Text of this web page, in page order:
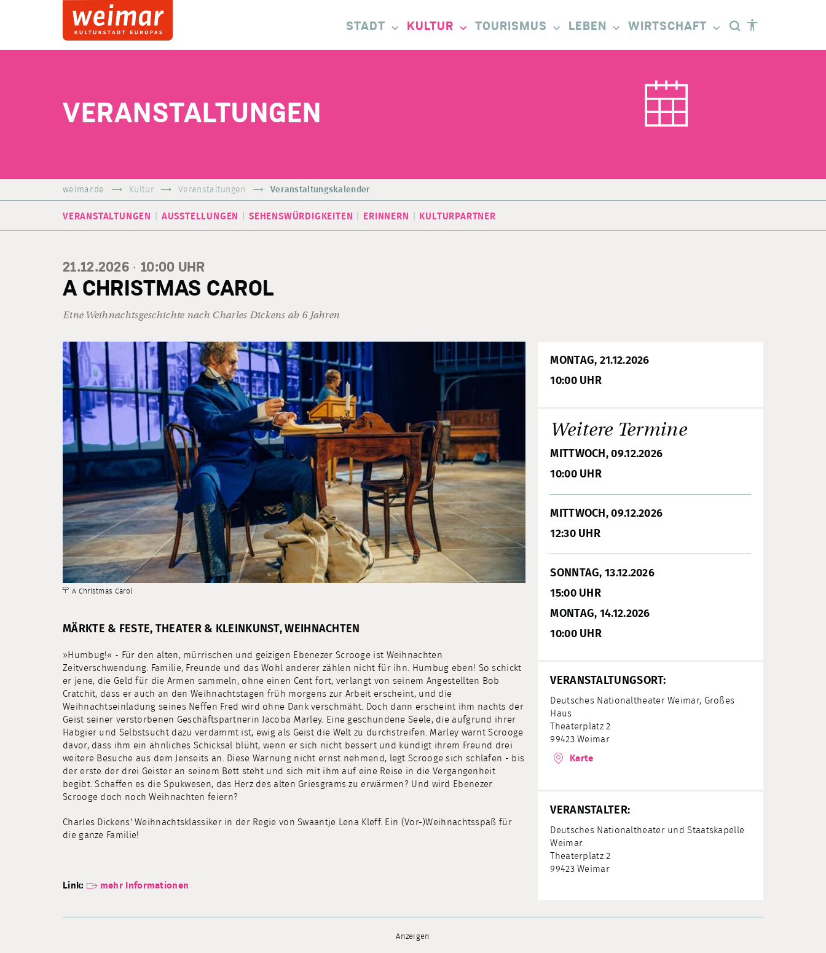
STADT KULTUR TOURISMUS LEBEN WIRTSCHAFT
VERANSTALTUNGEN
weimar.de Kultur Veranstaltungen Veranstaltungskalender
VERANSTALTUNGEN AUSSTELLUNGEN SEHENSWÜRDIGKEITEN ERINNERN KULTURPARTNER
21.12.2026 · 10:00 UHR
A CHRISTMAS CAROL
Eine Weihnachtsgeschichte nach Charles Dickens ab 6 Jahren
A Christmas Carol
MÄRKTE & FESTE, THEATER & KLEINKUNST, WEIHNACHTEN
»Humbug!« - Für den alten, mürrischen und geizigen Ebenezer Scrooge ist Weihnachten
Zeitverschwendung. Familie, Freunde und das Wohl anderer zählen nicht für ihn. Humbug eben! So schickt
er jene, die Geld für die Armen sammeln, ohne einen Cent fort, verlangt von seinem Angestellten Bob
Cratchit, dass er auch an den Weihnachtstagen früh morgens zur Arbeit erscheint, und die
Weihnachtseinladung seines Neffen Fred wird ohne Dank verschmäht. Doch dann erscheint ihm nachts der
Geist seiner verstorbenen Geschäftspartnerin Jacoba Marley. Eine geschundene Seele, die aufgrund ihrer
Habgier und Selbstsucht dazu verdammt ist, ewig als Geist die Welt zu durchstreifen. Marley warnt Scrooge
davor, dass ihm ein ähnliches Schicksal blüht, wenn er sich nicht bessert und kündigt ihrem Freund drei
weitere Besuche aus dem Jenseits an. Diese Warnung nicht ernst nehmend, legt Scrooge sich schlafen - bis
der erste der drei Geister an seinem Bett steht und sich mit ihm auf eine Reise in die Vergangenheit
begibt. Schaffen es die Spukwesen, das Herz des alten Griesgrams zu erwärmen? Und wird Ebenezer
Scrooge doch noch Weihnachten feiern?
Charles Dickens' Weihnachtsklassiker in der Regie von Swaantje Lena Kleff. Ein (Vor-)Weihnachtsspaß für
die ganze Familie!
Link: mehr Informationen
MONTAG, 21.12.2026
10:00 UHR
Weitere Termine
MITTWOCH, 09.12.2026
10:00 UHR
MITTWOCH, 09.12.2026
12:30 UHR
SONNTAG, 13.12.2026
15:00 UHR
MONTAG, 14.12.2026
10:00 UHR
VERANSTALTUNGSORT:
Deutsches Nationaltheater Weimar, Großes
Haus
Theaterplatz 2
99423 Weimar
Karte
VERANSTALTER:
Deutsches Nationaltheater und Staatskapelle
Weimar
Theaterplatz 2
99423 Weimar
Anzeigen